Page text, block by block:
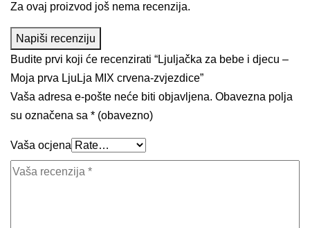
Za ovaj proizvod još nema recenzija.
Napiši recenziju
Budite prvi koji će recenzirati “Ljuljačka za bebe i djecu –
Moja prva LjuLja MIX crvena-zvjezdice”
Vaša adresa e-pošte neće biti objavljena. Obavezna polja
su označena sa * (obavezno)
Vaša ocjena